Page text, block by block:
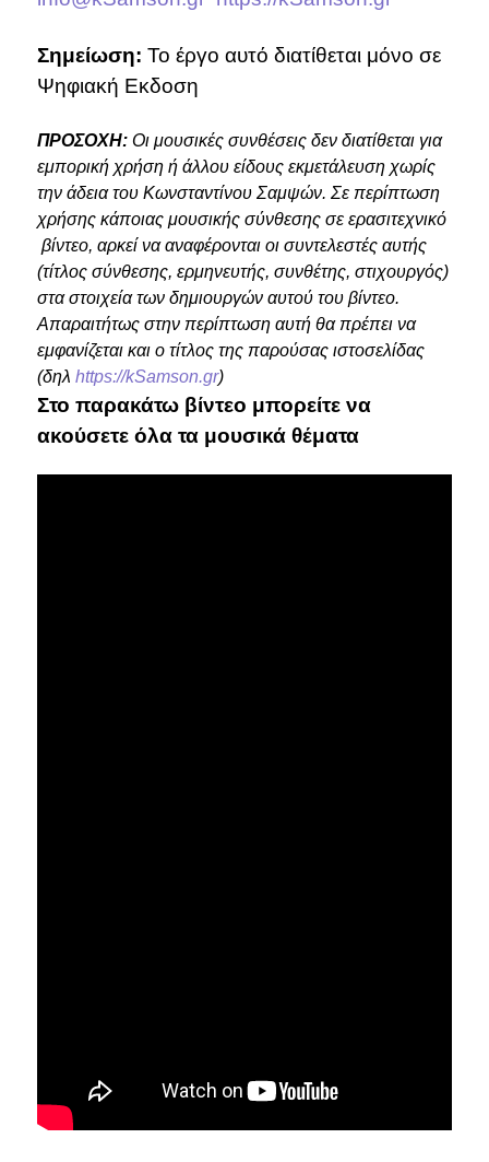
Σημείωση: Το έργο αυτό διατίθεται μόνο σε
Ψηφιακή Εκδοση
ΠΡΟΣΟΧΗ: Οι μουσικές συνθέσεις δεν διατίθεται για
εμπορική χρήση ή άλλου είδους εκμετάλευση χωρίς
την άδεια του Κωνσταντίνου Σαμψών. Σε περίπτωση
χρήσης κάποιας μουσικής σύνθεσης σε ερασιτεχνικό
βίντεο, αρκεί να αναφέρονται οι συντελεστές αυτής
(τίτλος σύνθεσης, ερμηνευτής, συνθέτης, στιχουργός)
στα στοιχεία των δημιουργών αυτού του βίντεο.
Απαραιτήτως στην περίπτωση αυτή θα πρέπει να
εμφανίζεται και ο τίτλος της παρούσας ιστοσελίδας
(δηλ https://kSamson.gr)
Στο παρακάτω βίντεο μπορείτε να
ακούσετε όλα τα μουσικά θέματα